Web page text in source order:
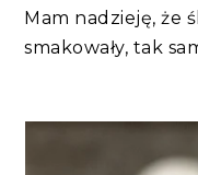
Mam nadzieję, że
smakowały, tak